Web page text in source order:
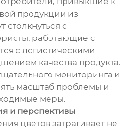
продукции из
столкнуться с
работающие с
с логистическими
качества продукта.
мониторинга и
масштаб проблемы и
меры.
и перспективы
цветов затрагивает не